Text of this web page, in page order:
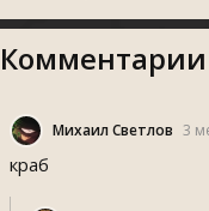
Комментарии
Михаил Светлов 3
краб